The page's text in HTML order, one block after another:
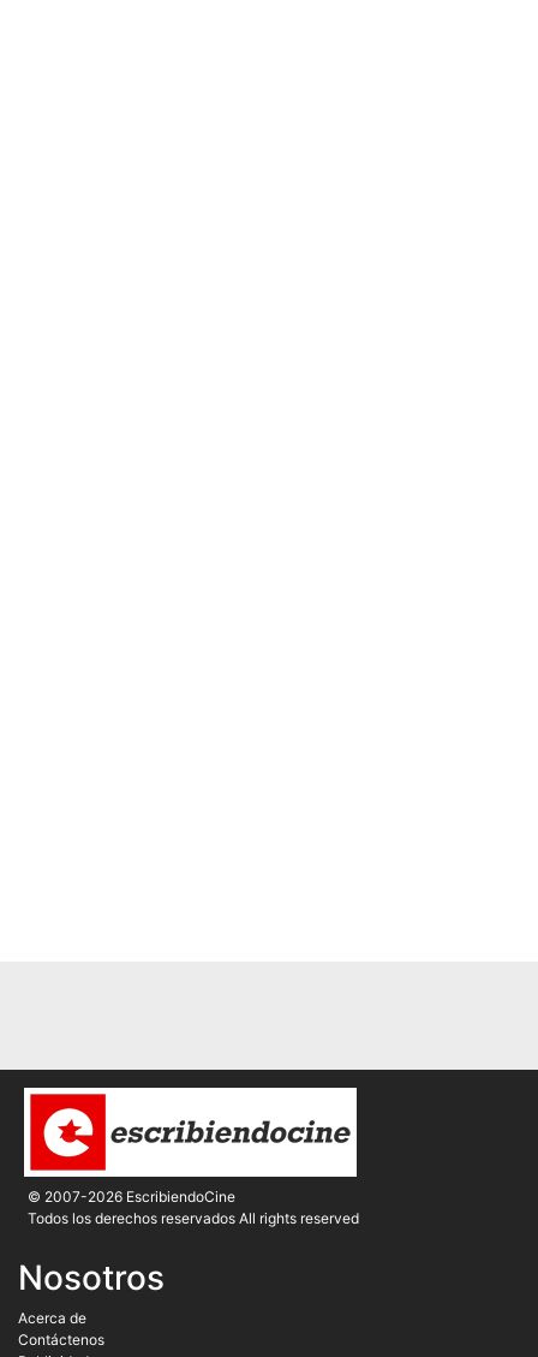
© 2007-2026 EscribiendoCine
Todos los derechos reservados All rights reserved
Nosotros
Acerca de
Contáctenos